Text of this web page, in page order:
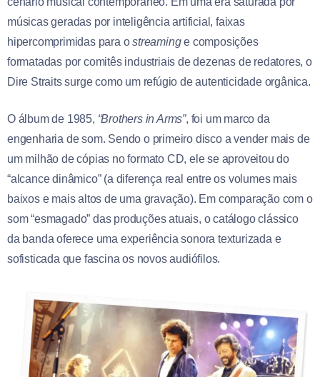
músicas geradas por inteligência artificial, faixas
hipercomprimidas para ostreaminge composições
formatadas por comitês industriais de dezenas de redatores, o
Dire Straits surge como um refúgio de autenticidade orgânica.
O álbum de 1985, “Brothers in Arms”, foi um marco da
engenharia de som. Sendo o primeiro disco a vender mais de
um milhão de cópias no formato CD, ele se aproveitou do
“alcance dinâmico” (a diferença real entre os volumes mais
baixos e mais altos de uma gravação). Em comparação com o
som “esmagado” das produções atuais, o catálogo clássico
da banda oferece uma experiência sonora texturizada e
sofisticada que fascina os novos audiófilos.